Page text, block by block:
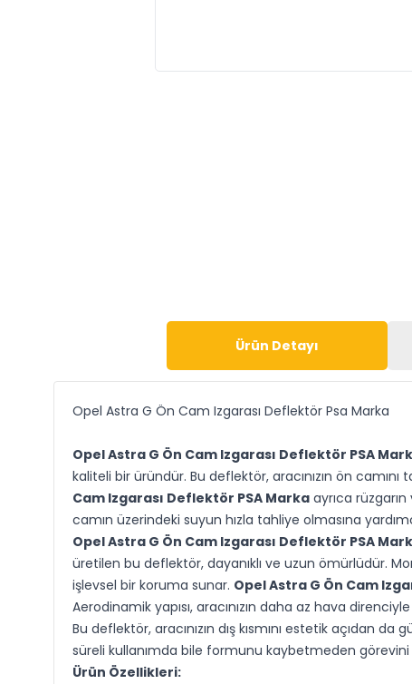
Ürün Detayı
Opel Astra G Ön Cam Izgarası Deflektör Psa Marka
Opel Astra G Ön Cam Izgarası Deflektör PSA
kaliteli bir üründür. Bu deflektör, aracınızın ön
Cam Izgarası Deflektör PSA Markaayrıca rüzgarın
camın üzerindeki suyun hızla tahliye olmasına
Opel Astra G Ön Cam Izgarası Deflektör PSA
üretilen bu deflektör, dayanıklı ve uzun ömürlüdür.
işlevsel bir koruma sunar. Opel Astra G Ön Cam
Aerodinamik yapısı, aracınızın daha az hava
Bu deflektör, aracınızın dış kısmını estetik açıdan da
süreli kullanımda bile formunu kaybetmeden
Ürün Özellikleri: